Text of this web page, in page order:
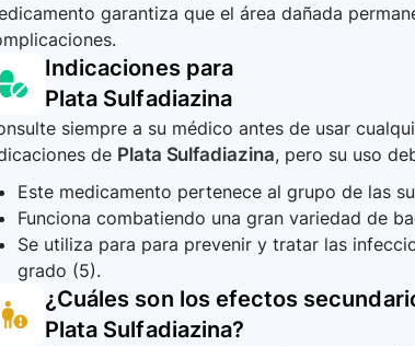
garantiza que el área dañada
Indicaciones para
Plata Sulfadiazina
siempre a su médico antes de usar
de Plata Sulfadiazina, pero su uso
Este medicamento pertenece al grupo de las
Funciona combatiendo una gran variedad de
Se utiliza para para prevenir y tratar las
grado (5).
¿Cuáles son los efectos
Plata Sulfadiazina?